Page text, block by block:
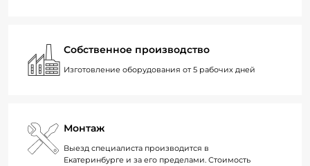
Собственное производство
Изготовление оборудования от 5 рабочих дней
Монтаж
Выезд специалиста производится в
Екатеринбурге и за его пределами. Стоимость